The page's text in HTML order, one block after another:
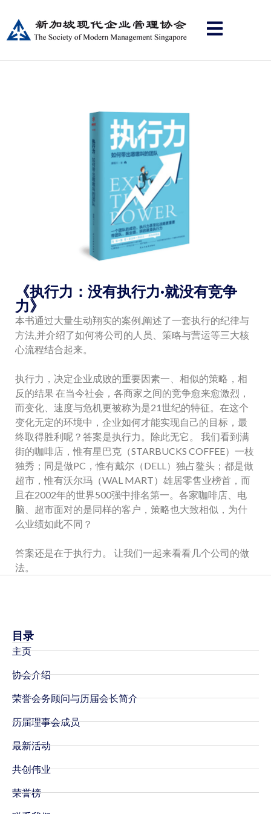
《执行力：没有执行力·就没有竞争
力》
本书通过大量生动翔实的案例,阐述了一套执行的纪律与
方法,并介绍了如何将公司的人员、策略与营运等三大核
心流程结合起来。
执行力，决定企业成败的重要因素一、相似的策略，相
反的结果 在当今社会，各商家之间的竞争愈来愈激烈，
而变化、速度与危机更被称为是21世纪的特征。在这个
变化无定的环境中，企业如何才能实现自己的目标，最
终取得胜利呢？答案是执行力。除此无它。 我们看到满
街的咖啡店，惟有星巴克（STARBUCKS COFFEE）一枝
独秀；同是做PC，惟有戴尔（DELL）独占鳌头；都是做
超市，惟有沃尔玛（WAL MART）雄居零售业榜首，而
且在2002年的世界500强中排名第一。各家咖啡店、电
脑、超市面对的是同样的客户，策略也大致相似，为什
么业绩如此不同？
答案还是在于执行力。 让我们一起来看看几个公司的做
法。
目录
主页
协会介绍
荣誉会务顾问与历届会长简介
历届理事会成员
最新活动
共创伟业
荣誉榜